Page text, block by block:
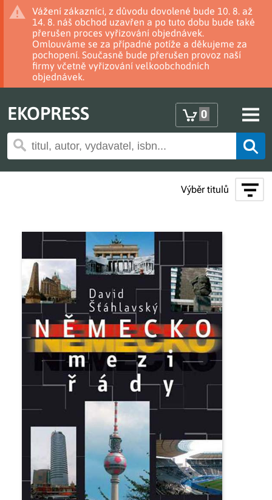
Vážení zákazníci, z důvodu dovolené bude 10. 8. až
14. 8. náš obchod uzavřen a po tuto dobu bude také
přerušen proces vyřizování objednávek.
Omlouváme se za případné potíže a děkujeme za
pochopení. Současně bude přerušen provoz naší
firmy včetně vyřizování velkoobchodních
objednávek.
EKOPRESS 0
Výběr titulů